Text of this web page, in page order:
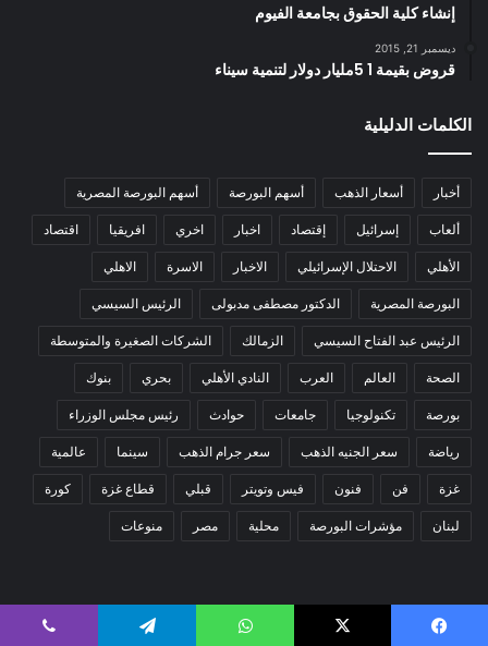
إنشاء كلية الحقوق بجامعة الفيوم
ديسمبر 21, 2015
قروض بقيمة 1 5مليار دولار لتنمية سيناء
الكلمات الدليلية
أخبار أسعار الذهب أسهم البورصة أسهم البورصة المصرية
ألعاب إسرائيل إقتصاد اخبار اخري افريقيا اقتصاد
الأهلي الاحتلال الإسرائيلي الاخبار الاسرة الاهلي
البورصة المصرية الدكتور مصطفى مدبولى الرئيس السيسي
الرئيس عبد الفتاح السيسي الزمالك الشركات الصغيرة والمتوسطة
الصحة العالم العرب النادي الأهلي بحري بنوك
بورصة تكنولوجيا جامعات حوادث رئيس مجلس الوزراء
رياضة سعر الجنيه الذهب سعر جرام الذهب سينما عالمية
غزة فن فنون فيس وتويتر قبلي قطاع غزة كورة
لبنان مؤشرات البورصة محلية مصر منوعات